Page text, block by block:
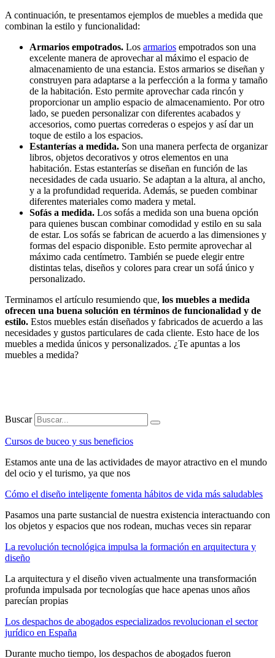
A continuación, te presentamos ejemplos de muebles a medida que
combinan la estilo y funcionalidad:
Armarios empotrados. Los armarios empotrados son una
excelente manera de aprovechar al máximo el espacio de
almacenamiento de una estancia. Estos armarios se diseñan y
construyen para adaptarse a la perfección a la forma y tamaño
de la habitación. Esto permite aprovechar cada rincón y
proporcionar un amplio espacio de almacenamiento. Por otro
lado, se pueden personalizar con diferentes acabados y
accesorios, como puertas correderas o espejos y así dar un
toque de estilo a los espacios.
Estanterías a medida. Son una manera perfecta de organizar
libros, objetos decorativos y otros elementos en una
habitación. Estas estanterías se diseñan en función de las
necesidades de cada usuario. Se adaptan a la altura, al ancho,
y a la profundidad requerida. Además, se pueden combinar
diferentes materiales como madera y metal.
Sofás a medida. Los sofás a medida son una buena opción
para quienes buscan combinar comodidad y estilo en su sala
de estar. Los sofás se fabrican de acuerdo a las dimensiones y
formas del espacio disponible. Esto permite aprovechar al
máximo cada centímetro. También se puede elegir entre
distintas telas, diseños y colores para crear un sofá único y
personalizado.
Terminamos el artículo resumiendo que, los muebles a medida
ofrecen una buena solución en términos de funcionalidad y de
estilo. Estos muebles están diseñados y fabricados de acuerdo a las
necesidades y gustos particulares de cada cliente. Esto hace de los
muebles a medida únicos y personalizados. ¿Te apuntas a los
muebles a medida?
Buscar
Cursos de buceo y sus beneficios
Estamos ante una de las actividades de mayor atractivo en el mundo
del ocio y el turismo, ya que nos
Cómo el diseño inteligente fomenta hábitos de vida más saludables
Pasamos una parte sustancial de nuestra existencia interactuando con
los objetos y espacios que nos rodean, muchas veces sin reparar
La revolución tecnológica impulsa la formación en arquitectura y
diseño
La arquitectura y el diseño viven actualmente una transformación
profunda impulsada por tecnologías que hace apenas unos años
parecían propias
Los despachos de abogados especializados revolucionan el sector
jurídico en España
Durante mucho tiempo, los despachos de abogados fueron